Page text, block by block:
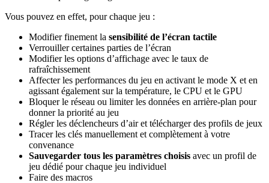
Vous pouvez en effet, pour chaque jeu :
Modifier finement la sensibilité de l’écran tactile
Verrouiller certaines parties de l’écran
Modifier les options d’affichage avec le taux de
rafraîchissement
Affecter les performances du jeu en activant le mode X et en
agissant également sur la température, le CPU et le GPU
Bloquer le réseau ou limiter les données en arrière-plan pour
donner la priorité au jeu
Régler les déclencheurs d’air et télécharger des profils de jeux
Tracer les clés manuellement et complètement à votre
convenance
Sauvegarder tous les paramètres choisis avec un profil de
jeu dédié pour chaque jeu individuel
Faire des macros